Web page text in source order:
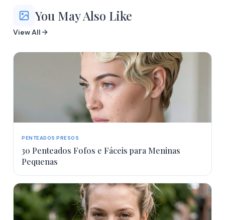
You May Also Like
View All
PENTEADOS PRESOS
30 Penteados Fofos e Fáceis para Meninas
Pequenas